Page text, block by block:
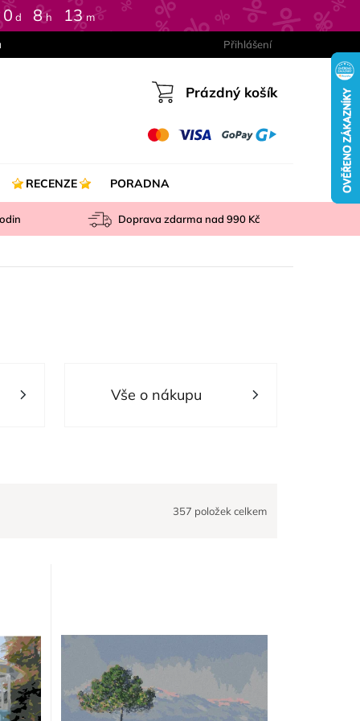
0 d 8h 13 m
Přihlášení
Nákupní
Prázdný košík
RECENZE PORADNA
Doprava zdarma nad990 Kč
357 položek celkem
Vše o nákupu